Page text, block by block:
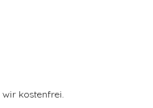
wir kostenfrei.